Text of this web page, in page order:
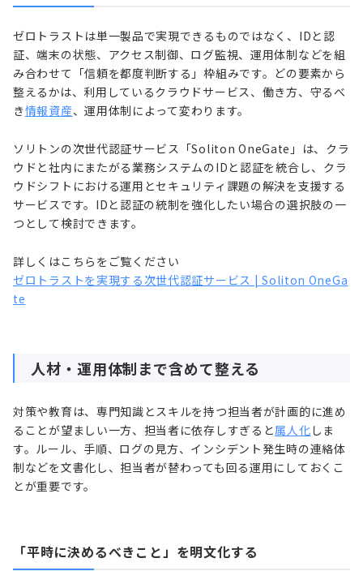
ゼロトラストは単一製品で実現できるものではなく、IDと認
証、端末の状態、アクセス制御、ログ監視、運用体制などを組
み合わせて「信頼を都度判断する」枠組みです。どの要素から
整えるかは、利用しているクラウドサービス、働き方、守るべ
き情報資産、運用体制によって変わります。
ソリトンの次世代認証サービス「Soliton OneGate」は、クラ
ウドと社内にまたがる業務システムのIDと認証を統合し、クラ
ウドシフトにおける運用とセキュリティ課題の解決を支援する
サービスです。IDと認証の統制を強化したい場合の選択肢の一
つとして検討できます。
詳しくはこちらをご覧ください
ゼロトラストを実現する次世代認証サービス | Soliton OneGa
te
人材・運用体制まで含めて整える
対策や教育は、専門知識とスキルを持つ担当者が計画的に進め
ることが望ましい一方、担当者に依存しすぎると属人化 しま
す。ルール、手順、ログの見方、インシデント発生時の連絡体
制などを文書化し、担当者が替わっても回る運用にしておくこ
とが重要です。
「平時に決めるべきこと」を明文化する